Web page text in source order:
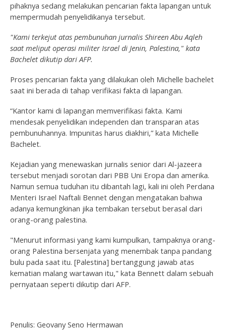
pihaknya sedang melakukan pencarian fakta lapangan untuk
mempermudah penyelidikanya tersebut.
"Kami terkejut atas pembunuhan jurnalis Shireen Abu Aqleh
saat meliput operasi militer Israel di Jenin, Palestina," kata
Bachelet dikutip dari AFP.
Proses pencarian fakta yang dilakukan oleh Michelle bachelet
saat ini berada di tahap verifikasi fakta di lapangan.
“Kantor kami di lapangan memverifikasi fakta. Kami
mendesak penyelidikan independen dan transparan atas
pembunuhannya. Impunitas harus diakhiri,” kata Michelle
Bachelet.
Kejadian yang menewaskan jurnalis senior dari Al-jazeera
tersebut menjadi sorotan dari PBB Uni Eropa dan amerika.
Namun semua tuduhan itu dibantah lagi, kali ini oleh Perdana
Menteri Israel Naftali Bennet dengan mengatakan bahwa
adanya kemungkinan jika tembakan tersebut berasal dari
orang-orang palestina.
"Menurut informasi yang kami kumpulkan, tampaknya orang-
orang Palestina bersenjata yang menembak tanpa pandang
bulu pada saat itu. [Palestina] bertanggung jawab atas
kematian malang wartawan itu," kata Bennett dalam sebuah
pernyataan seperti dikutip dari AFP.
Penulis: Geovany Seno Hermawan